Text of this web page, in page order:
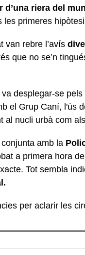
d’una riera del
les primeres
van rebre l’avís
que no se’n
desplegar-se
el Grup Caní, l'ús
al nucli urbà com
amb la
a primera hora
Tot sembla
per aclarir les